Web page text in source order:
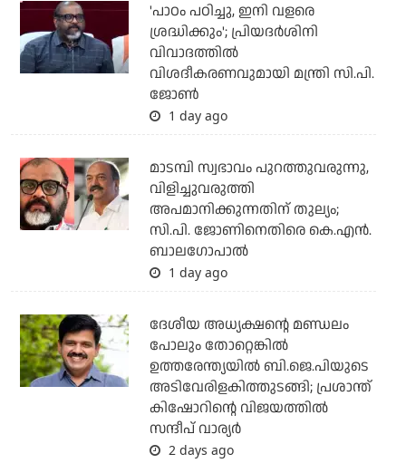
'പാഠം പഠിച്ചു, ഇനി വളരെ
ശ്രദ്ധിക്കും'; പ്രിയദര്‍ശിനി
വിവാദത്തില്‍
വിശദീകരണവുമായി മന്ത്രി സി.പി.
ജോണ്‍
1 day ago
മാടമ്പി സ്വഭാവം പുറത്തുവരുന്നു,
വിളിച്ചുവരുത്തി
അപമാനിക്കുന്നതിന് തുല്യം;
സി.പി. ജോണിനെതിരെ കെ.എന്‍.
ബാലഗോപാല്‍
1 day ago
ദേശീയ അധ്യക്ഷന്റെ മണ്ഡലം
പോലും തോറ്റെങ്കില്‍
ഉത്തരേന്ത്യയില്‍ ബി.ജെ.പിയുടെ
അടിവേരിളകിത്തുടങ്ങി; പ്രശാന്ത്
കിഷോറിന്റെ വിജയത്തില്‍
സന്ദീപ് വാര്യര്‍
2 days ago